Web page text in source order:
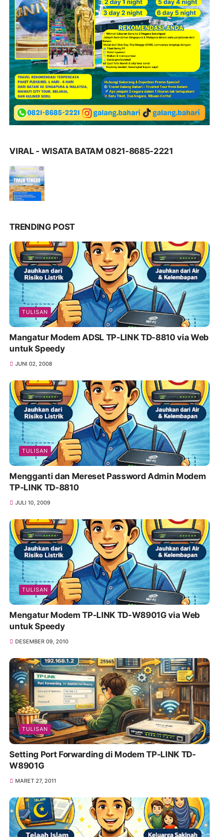
VIRAL - WISATA BATAM 0821-8685-2221
TRENDING POST
TULISAN
Mangatur Modem ADSL TP-LINK TD-8810 via Web
untuk Speedy
JUNI 02, 2008
TULISAN
Mengganti dan Mereset Password Admin Modem
TP-LINK TD-8810
JULI 10, 2009
TULISAN
Mengatur Modem TP-LINK TD-W8901G via Web
untuk Speedy
DESEMBER 09, 2010
TULISAN
Setting Port Forwarding di Modem TP-LINK TD-
W8901G
MARET 27, 2011